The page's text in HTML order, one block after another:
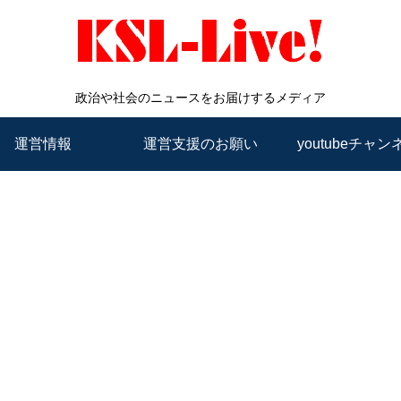
政治や社会のニュースをお届けするメディア
運営情報 運営支援のお願い youtubeチャン